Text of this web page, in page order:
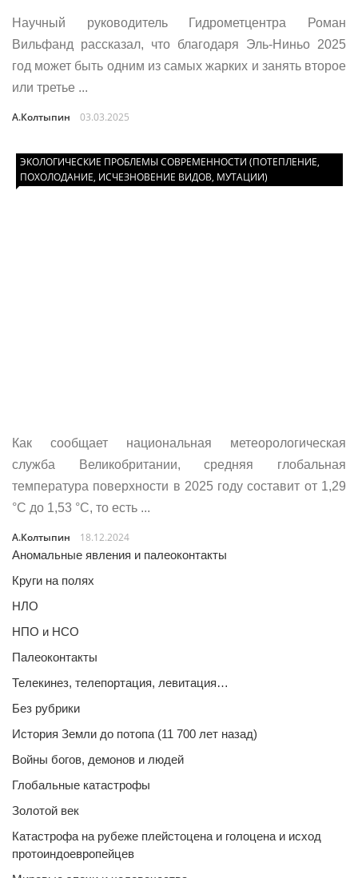
Научный руководитель Гидрометцентра Роман
Вильфанд рассказал, что благодаря Эль-Ниньо 2025
год может быть одним из самых жарких и занять второе
или третье ...
А.Колтыпин 03.03.2025
ЭКОЛОГИЧЕСКИЕ ПРОБЛЕМЫ СОВРЕМЕННОСТИ (ПОТЕПЛЕНИЕ,
ПОХОЛОДАНИЕ, ИСЧЕЗНОВЕНИЕ ВИДОВ, МУТАЦИИ)
Как сообщает национальная метеорологическая
служба Великобритании, средняя глобальная
температура поверхности в 2025 году составит от 1,29
°C до 1,53 °C, то есть ...
А.Колтыпин
18.12.2024
Аномальные явления и палеоконтакты
Круги на полях
НЛО
НПО и НСО
Палеоконтакты
Телекинез, телепортация, левитация…
Без рубрики
История Земли до потопа (11 700 лет назад)
Войны богов, демонов и людей
Глобальные катастрофы
Золотой век
Катастрофа на рубеже плейстоцена и голоцена и исход
протоиндоевропейцев